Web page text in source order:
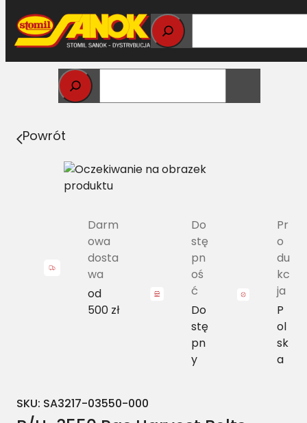
Przejdź
do
treści
Strona główna>
klasyczny CL 629739.0 L=L
Powrót
Darm
owa
dosta
wa
od
500 zł
Do
stę
pn
oś
ć
Do
stę
pn
y
Pr
o
du
kc
ja
P
ol
sk
a
SKU: SA3217-03550-000